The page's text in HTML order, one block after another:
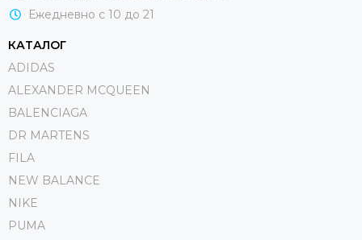
Ежедневно с 10 до 21
КАТАЛОГ
ADIDAS
ALEXANDER MCQUEEN
BALENCIAGA
DR MARTENS
FILA
NEW BALANCE
NIKE
PUMA